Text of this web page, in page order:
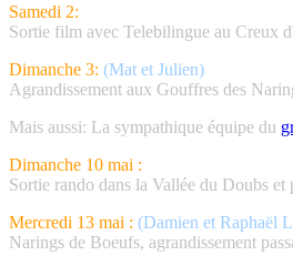
Samedi 2:
Sortie film avec Telebilingue au Creux
Dimanche 3: (Mat et Julien)
Agrandissement aux Gouffres des
Mais aussi: La sympathique équipe du
Dimanche 10 mai :
Sortie rando dans la Vallée du Doubs
Mercredi 13 mai : (Damien et Raphaël
Narings de Boeufs, agrandissement